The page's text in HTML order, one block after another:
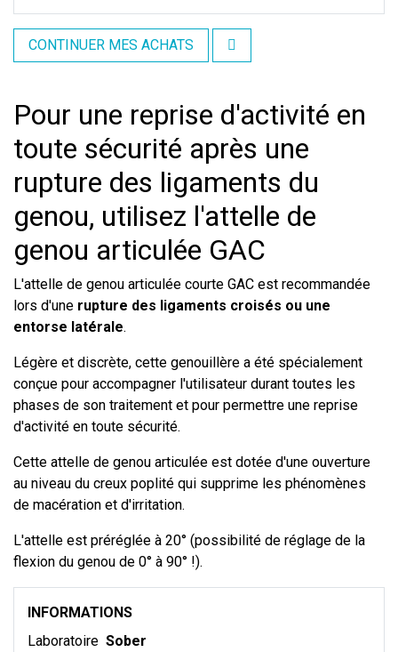
CONTINUER MES ACHATS
Pour une reprise d'activité en
toute sécurité après une
rupture des ligaments du
genou, utilisez l'attelle de
genou articulée GAC
L'attelle de genou articulée courte GAC est recommandée
lors d'une rupture des ligaments croisés ou une
entorse latérale.
Légère et discrète, cette genouillère a été spécialement
conçue pour accompagner l'utilisateur durant toutes les
phases de son traitement et pour permettre une reprise
d'activité en toute sécurité.
Cette attelle de genou articulée est dotée d'une ouverture
au niveau du creux poplité qui supprime les phénomènes
de macération et d'irritation.
L'attelle est préréglée à 20° (possibilité de réglage de la
flexion du genou de 0° à 90° !).
INFORMATIONS
Laboratoire Sober